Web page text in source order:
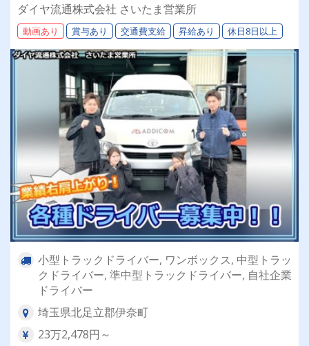
手～シニア世代まで、幅広い年代層が活躍中！
ダイヤ流通株式会社 さいたま営業所
動画あり 賞与あり 交通費支給 昇給あり 休日8日以上
小型トラックドライバー, ワンボックス, 中型トラッ
クドライバー, 準中型トラックドライバー, 自社企業
ドライバー
埼玉県北足立郡伊奈町
23万2,478円～